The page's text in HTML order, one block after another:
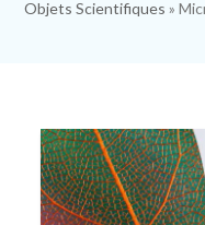
Objets Scientifiques »